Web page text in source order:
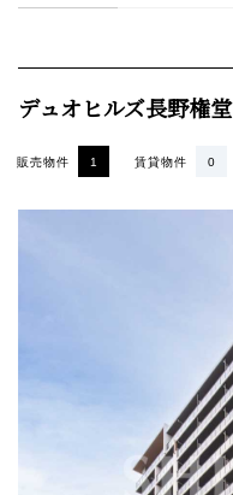
デュオヒルズ長野権堂
賃貸物件 0
販売物件 1